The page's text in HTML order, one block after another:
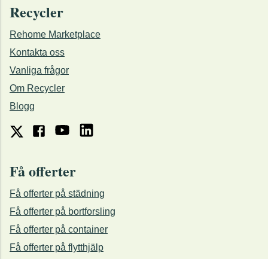
Recycler
Rehome Marketplace
Kontakta oss
Vanliga frågor
Om Recycler
Blogg
Få offerter
Få offerter på städning
Få offerter på bortforsling
Få offerter på container
Få offerter på flytthjälp